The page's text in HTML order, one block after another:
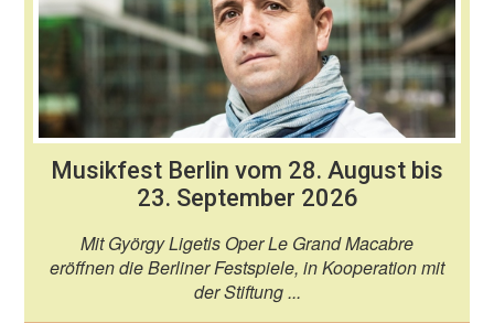
Musikfest Berlin vom 28. August bis
23. September 2026
Mit György Ligetis Oper Le Grand Macabre
eröffnen die Berliner Festspiele, in Kooperation mit
der Stiftung ...